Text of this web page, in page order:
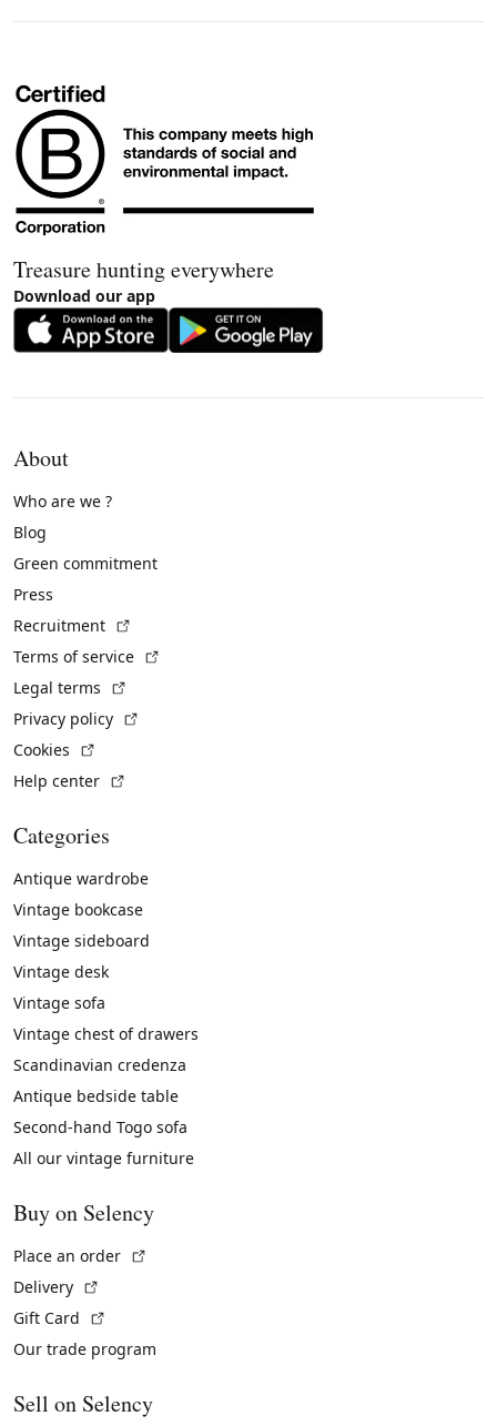
Treasure hunting everywhere
Download our app
About
Who are we ?
Blog
Green commitment
Press
Recruitment
Terms of service
Legal terms
Privacy policy
Cookies
Help center
Categories
Antique wardrobe
Vintage bookcase
Vintage sideboard
Vintage desk
Vintage sofa
Vintage chest of drawers
Scandinavian credenza
Antique bedside table
Second-hand Togo sofa
All our vintage furniture
Buy on Selency
Place an order
Delivery
Gift Card
Our trade program
Sell on Selency